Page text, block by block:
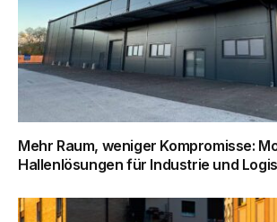
Mehr Raum, weniger Kompromisse:
Hallenlösungen für Industrie und